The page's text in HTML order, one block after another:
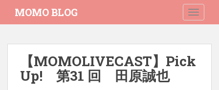
i
MOMO BLOG
【MOMOLIVECAST】Pick
Up! 第31 回 田原誠也